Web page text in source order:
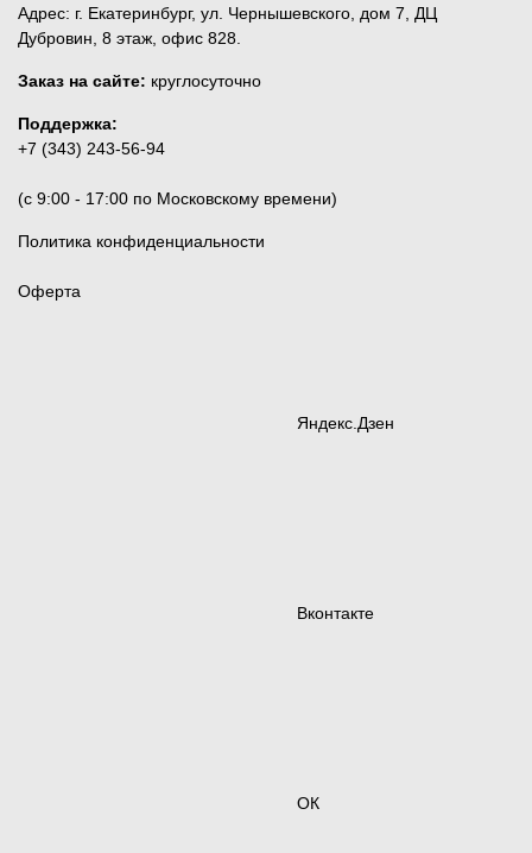
Адрес: г. Екатеринбург, ул. Чернышевского, дом 7, ДЦ
Дубровин, 8 этаж, офис 828.
Заказ на сайте: круглосуточно
Поддержка:
+7 (343) 243-56-94
(c 9:00 - 17:00 по Московскому времени)
Политика конфиденциальности
Оферта
Яндекс.Дзен
Вконтакте
ОК